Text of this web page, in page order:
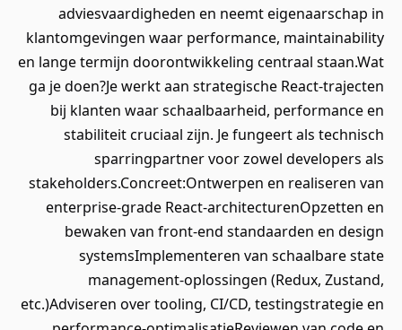
adviesvaardigheden en neemt eigenaarschap in
klantomgevingen waar performance, maintainability
en lange termijn doorontwikkeling centraal staan.Wat
ga je doen?Je werkt aan strategische React-trajecten
bij klanten waar schaalbaarheid, performance en
stabiliteit cruciaal zijn. Je fungeert als technisch
sparringpartner voor zowel developers als
stakeholders.Concreet:Ontwerpen en realiseren van
enterprise-grade React-architecturenOpzetten en
bewaken van front-end standaarden en design
systemsImplementeren van schaalbare state
management-oplossingen (Redux, Zustand,
etc.)Adviseren over tooling, CI/CD, testingstrategie en